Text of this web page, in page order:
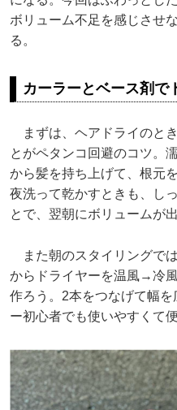
ボリューム不足を感じさせ
る。
カーラーとベース剤で
まずは、ヘアドライのと
とがペタンコ回避のコツ。
から髪を持ち上げて、根元
夜洗って乾かすときも、し
とで、翌朝にボリュームが
また朝のスタイリングで
からドライヤーを温風→冷
作ろう。2本をつなげて幅
ー初心者でも使いやすくて便